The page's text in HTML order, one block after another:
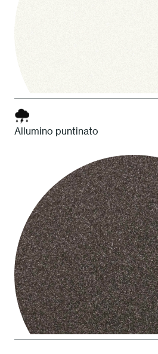
1 Bianco
Allumino puntinato